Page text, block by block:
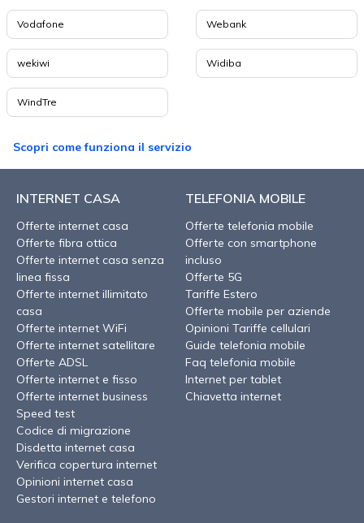
Vodafone Webank
wekiwi Widiba
WindTre
Scopri come funziona il servizio
INTERNET CASA
Offerte internet casa
Offerte fibra ottica
Offerte internet casa senza
linea fissa
Offerte internet illimitato
casa
Offerte internet WiFi
Offerte internet satellitare
Offerte ADSL
Offerte internet e fisso
Offerte internet business
Speed test
Codice di migrazione
Disdetta internet casa
Verifica copertura internet
Opinioni internet casa
Gestori internet e telefono
TELEFONIA MOBILE
Offerte telefonia mobile
Offerte con smartphone
incluso
Offerte 5G
Tariffe Estero
Offerte mobile per aziende
Opinioni Tariffe cellulari
Guide telefonia mobile
Faq telefonia mobile
Internet per tablet
Chiavetta internet